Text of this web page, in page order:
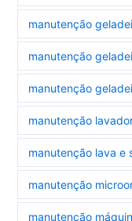
manutenção
manutenção
manutenção
manutenção
manutenção lava e
manutenção
manutenção